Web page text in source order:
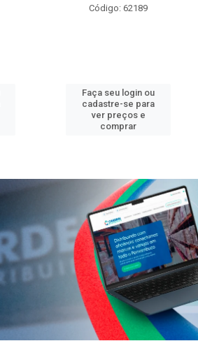
Código: 62189
Faça seu login ou
cadastre-se para
ver preços e
comprar